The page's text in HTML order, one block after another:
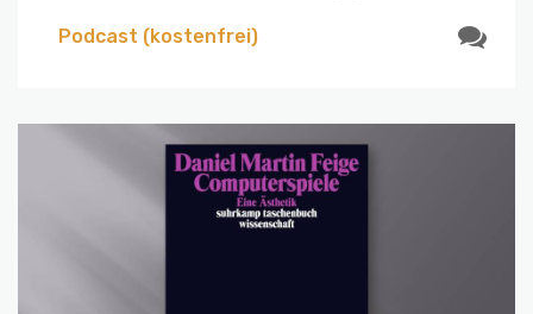
Podcast (kostenfrei)